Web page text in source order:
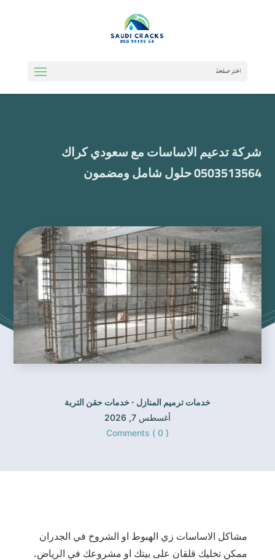
اختر صفحة
شركة تدعيم الاساسات مع سعودي كراك
0503513564 حلول شامل ومضمون
خدمات ترميم المنازل · خدمات حقن التربة
أغسطس 7, 2026
Comments ( 0 )
مشاكل الاساسات زي الهبوط او الشروخ في الجدران
ممكن تخليك قلقان على بيتك او مشروعك في الرياض.